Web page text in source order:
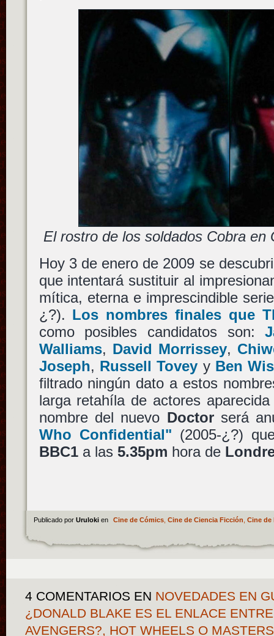
El rostro de los soldados Cobra en
Hoy 3 de enero de 2009 se
que intentará sustituir al
mítica, eterna e imprescindible
¿?). Los nombres finales que
como posibles candidatos son:
Walliams, David Morrissey,
Joseph, Russell Tovey y Ben
filtrado ningún dato a estos
larga retahíla de actores
nombre del nuevo Doctorserá
Who Confidential" (2005-¿?)
BBC1a las 5.35pm hora de
Publicado por Uruloki en Cine de Cómics, Cine de Ciencia Ficción Cine de
4 COMENTARIOS EN NOVEDADES EN
¿DONALD BLAKE ES EL ENLACE
AVENGERS?, HOT WHEELS O